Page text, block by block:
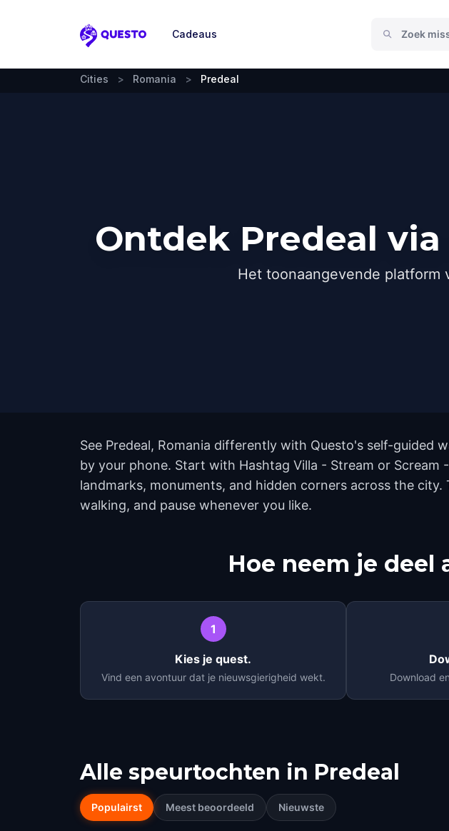
Questo
Cadeaus
Cities > Romania > Predeal
Ontdek Predeal
Het toonaangevende platform
See Predeal, Romania differently with Questo's self-guided
by your phone. Start with Hashtag Villa - Stream or Scream
landmarks, monuments, and hidden corners across the
walking, and pause whenever you like.
Hoe neem je deel
1
Kies je quest.
Vind een avontuur dat je nieuwsgierigheid wekt. Download
Alle speurtochten in Predeal
Populairst Meest beoordeeld Nieuwste